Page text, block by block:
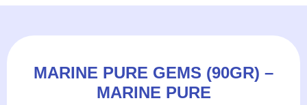
MARINE PURE GEMS (90GR) –
MARINE PURE